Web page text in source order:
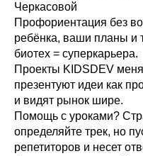
Черкасовой
Профориентация без
ребёнка, ваши планы
биотех = суперкарьера.
Проекты KIDSDEV
презентуют идеи как
и видят рынок шире.
Помощь с уроками?
определяйте трек, но
репетиторов и несет